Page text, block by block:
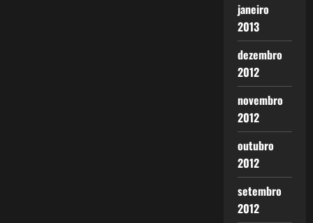
janeiro
2013
dezembro
2012
novembro
2012
outubro
2012
setembro
2012